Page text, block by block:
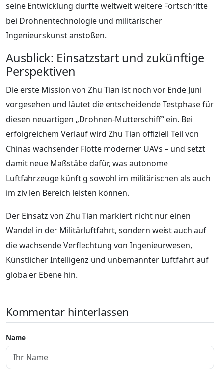
seine Entwicklung dürfte weltweit weitere Fortschritte
bei Drohnentechnologie und militärischer
Ingenieurskunst anstoßen.
Ausblick: Einsatzstart und zukünftige
Perspektiven
Die erste Mission von Zhu Tian ist noch vor Ende Juni
vorgesehen und läutet die entscheidende Testphase für
diesen neuartigen „Drohnen-Mutterschiff“ ein. Bei
erfolgreichem Verlauf wird Zhu Tian offiziell Teil von
Chinas wachsender Flotte moderner UAVs – und setzt
damit neue Maßstäbe dafür, was autonome
Luftfahrzeuge künftig sowohl im militärischen als auch
im zivilen Bereich leisten können.
Der Einsatz von Zhu Tian markiert nicht nur einen
Wandel in der Militärluftfahrt, sondern weist auch auf
die wachsende Verflechtung von Ingenieurwesen,
Künstlicher Intelligenz und unbemannter Luftfahrt auf
globaler Ebene hin.
Kommentar hinterlassen
Name